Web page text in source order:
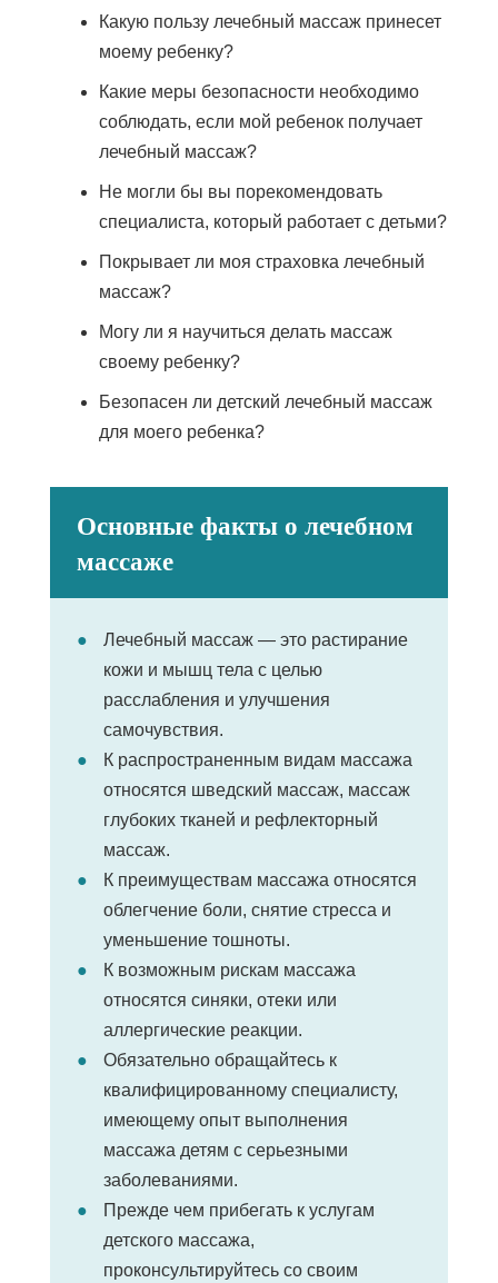
Какую пользу лечебный массаж принесет
моему ребенку?
Какие меры безопасности необходимо
соблюдать, если мой ребенок получает
лечебный массаж?
Не могли бы вы порекомендовать
специалиста, который работает с детьми?
Покрывает ли моя страховка лечебный
массаж?
Могу ли я научиться делать массаж
своему ребенку?
Безопасен ли детский лечебный массаж
для моего ребенка?
Основные факты о лечебном
массаже
Лечебный массаж — это растирание
кожи и мышц тела с целью
расслабления и улучшения
самочувствия.
К распространенным видам массажа
относятся шведский массаж, массаж
глубоких тканей и рефлекторный
массаж.
К преимуществам массажа относятся
облегчение боли, снятие стресса и
уменьшение тошноты.
К возможным рискам массажа
относятся синяки, отеки или
аллергические реакции.
Обязательно обращайтесь к
квалифицированному специалисту,
имеющему опыт выполнения
массажа детям с серьезными
заболеваниями.
Прежде чем прибегать к услугам
детского массажа,
проконсультируйтесь со своим